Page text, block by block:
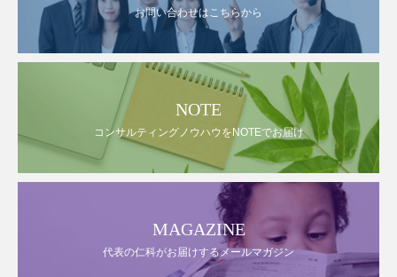
お問い合わせはこちらから
NOTE
コンサルティングノウハウをNOTEでお届け
MAGAZINE
代表の仁科がお届けするメールマガジン